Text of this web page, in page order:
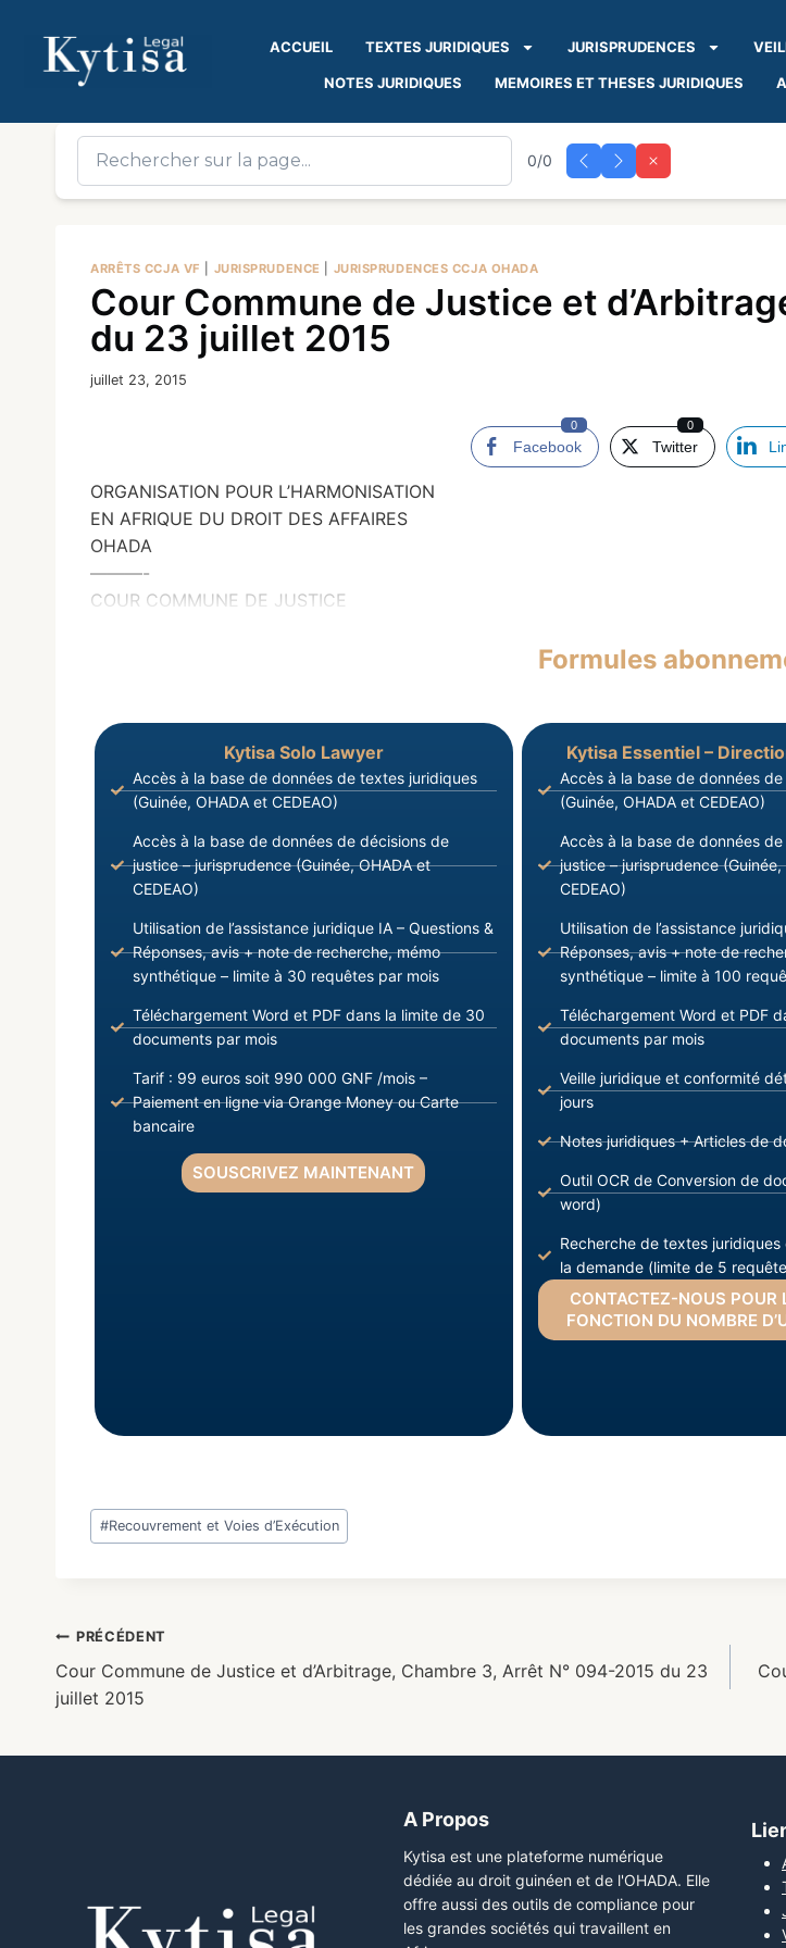
ACCUEIL TEXTES JURIDIQUES JURISPRUDENCES
NOTES JURIDIQUES MEMOIRES ET THESES JURIDIQUES
0/0
ARRÊTS CCJA VF JURISPRUDENCE JURISPRUDENCES CCJA OHADA
Cour Commune de Justice et
du 23 juillet 2015
juillet 23, 2015
Facebook
0
Twitter
0
ORGANISATION POUR L’HARMONISATION
EN AFRIQUE DU DROIT DES AFFAIRES
OHADA
———-
COUR COMMUNE DE JUSTICE
Formules
Kytisa Solo Lawyer
Accès à la base de données de textes juridiques
(Guinée, OHADA et CEDEAO)
Accès à la base de données de décisions de
justice – jurisprudence (Guinée, OHADA et
CEDEAO)
Utilisation de l’assistance juridique IA – Questions &
Réponses, avis + note de recherche, mémo
synthétique – limite à 30 requêtes par mois
Téléchargement Word et PDF dans la limite de 30
documents par mois
Tarif : 99 euros soit 990 000 GNF /mois –
Paiement en ligne via Orange Money ou Carte
bancaire
SOUSCRIVEZ MAINTENANT
Kytisa Essentiel –
Accès à la base de données
(Guinée, OHADA et CEDEAO)
Accès à la base de données
justice – jurisprudence (Guinée,
CEDEAO)
Utilisation de l’assistance
Réponses, avis + note de
synthétique – limite à 100
Téléchargement Word et PDF
documents par mois
Veille juridique et conformité
jours
Notes juridiques + Articles de
Outil OCR de Conversion de
word)
Recherche de textes
la demande (limite de 5
CONTACTEZ-NOUS POUR
FONCTION DU NOMBRE
#Recouvrement et Voies d’Exécution
PRÉCÉDENT
Cour Commune de Justice et d’Arbitrage, Chambre 3, Arrêt N° 094-2015 du 23
juillet 2015
A Propos
Kytisa est une plateforme numérique
dédiée au droit guinéen et de l'OHADA. Elle
offre aussi des outils de compliance pour
les grandes sociétés qui travaillent en